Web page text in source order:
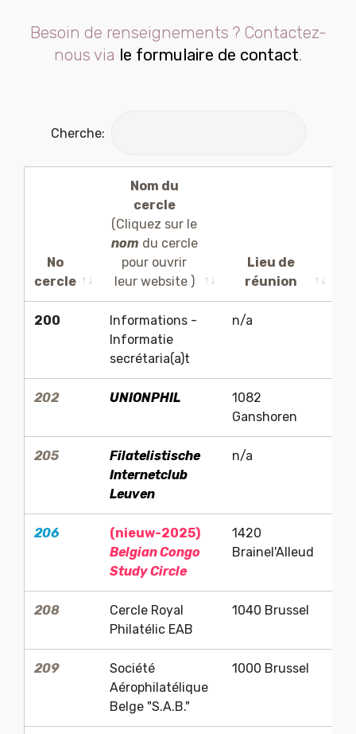
Besoin de renseignements ? Contactez-
nous via le formulaire de contact.
Cherche:
No
cercle
Nom du
cercle
(Cliquez sur le
nom du cercle
pour ouvrir
leur website )
Lieu de
réunion
(Cliquez sur le
du cercle
leur web site )
200
Informations -
Informatie
secrétaria(a)t
n/a
202 UNIONPHIL
1082
Ganshoren
205
Filatelistische
Internetclub
Leuven
n/a
206
(nieuw-2025)
Belgian Congo
Study Circle
1420
Brainel'Alleud
208
Cercle Royal
Philatélic EAB
1040 Brussel
209
Société
Aérophilatélique
Belge "S.A.B."
1000 Brussel